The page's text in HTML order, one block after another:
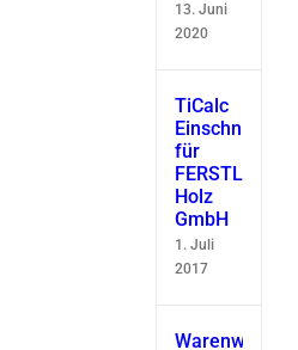
13. Juni
2020
TiCalc
für
FERSTL
Holz
GmbH
1. Juli
2017